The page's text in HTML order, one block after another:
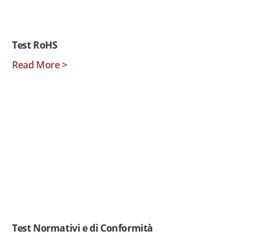
Test RoHS
Read More >
Test Normativi e di Conformità